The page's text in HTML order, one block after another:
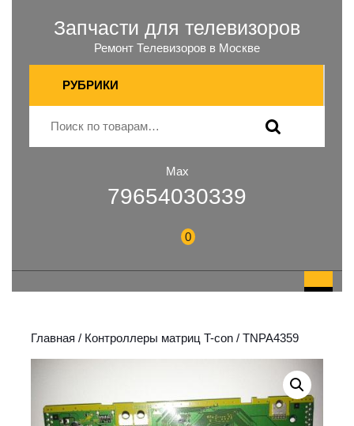
Запчасти для телевизоров
Ремонт Телевизоров в Москве
РУБРИКИ
Max
79654030339
0
Главная / Контроллеры матриц T-con / TNPA4359